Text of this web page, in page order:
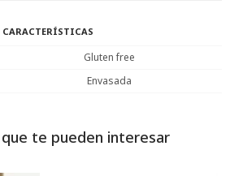
CARACTERÍSTICAS
Gluten free
Envasada
te pueden interesar